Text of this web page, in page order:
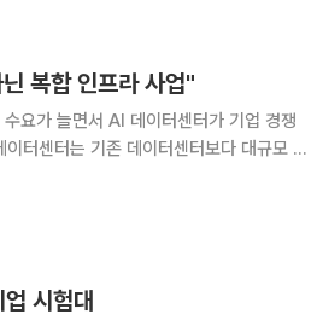
복합 인프라 사업"
요가 늘면서 AI 데이터센터가 기업 경쟁
터센터는 기존 데이터센터보다 대규모 전
시험대